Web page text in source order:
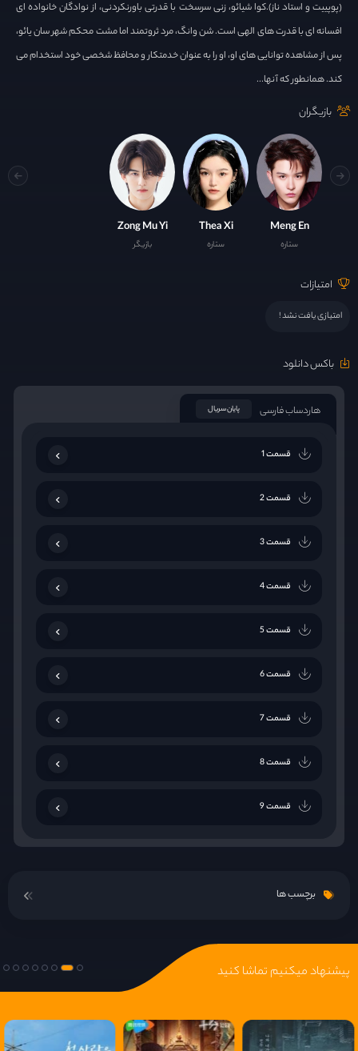
(پوپییت و استاد ناز).کوا شیائو، زنی سرسخت با قدرتی باورنکردنی، از نوادگان خانواده ای
افسانه ای با قدرت های الهی است. شن وانگ، مرد ثروتمند اما مشت محکم شهر سان یائو،
پس از مشاهده توانایی های او، او را به عنوان خدمتکار و محافظ شخصی خود استخدام می
کند. همانطور که آنها...
بازیگران
Meng En
ستاره
Thea Xi
ستاره
Zong Mu Yi
بازیگر
امتیازات
امتیازی یافت نشد !
باکس دانلود
هاردساب فارسی پایان سریال
قسمت 1
قسمت 2
قسمت 3
قسمت 4
قسمت 5
قسمت 6
قسمت 7
قسمت 8
قسمت 9
قسمت 10
قسمت 11
برچسب ها
پیشنهاد میکنیم تماشا کنید